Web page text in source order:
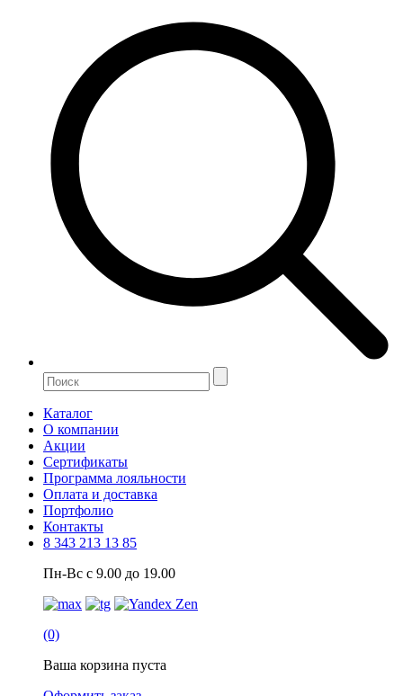
Каталог
О компании
Акции
Сертификаты
Программа лояльности
Оплата и доставка
Портфолио
Контакты
8 343 213 13 85
Пн-Вс с 9.00 до 19.00
(0)
Ваша корзина пуста